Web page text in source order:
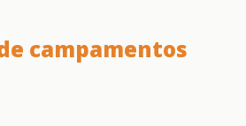
campamentos